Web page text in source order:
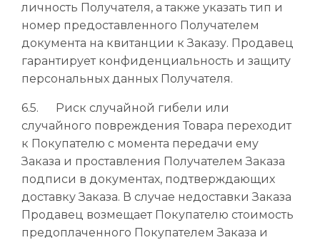
личность Получателя, а также указать тип и
номер предоставленного Получателем
документа на квитанции к Заказу. Продавец
гарантирует конфиденциальность и защиту
персональных данных Получателя.
6.5. Риск случайной гибели или
случайного повреждения Товара переходит
к Покупателю с момента передачи ему
Заказа и проставления Получателем Заказа
подписи в документах, подтверждающих
доставку Заказа. В случае недоставки Заказа
Продавец возмещает Покупателю стоимость
предоплаченного Покупателем Заказа и